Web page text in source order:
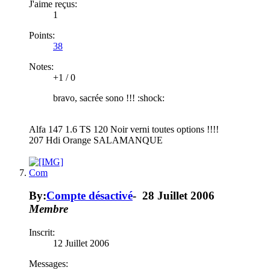
J'aime reçus:
1
Points:
38
Notes:
+1 /0
bravo, sacrée sono !!! :shock:
Alfa 147 1.6 TS 120 Noir verni toutes options !!!!
207 Hdi Orange SALAMANQUE
Com
By:Compte désactivé- 28 Juillet 2006
Membre
Inscrit:
12 Juillet 2006
Messages: